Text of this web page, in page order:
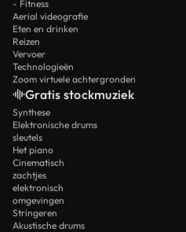
- Fitness
Aerial videografie
Eten en drinken
Reizen
Vervoer
Technologieën
Zoom virtuele achtergronden
Gratis stockmuziek
Synthese
Elektronische drums
sleutels
Het piano
Cinematisch
zachtjes
elektronisch
omgevingen
Stringeren
Akustische drums